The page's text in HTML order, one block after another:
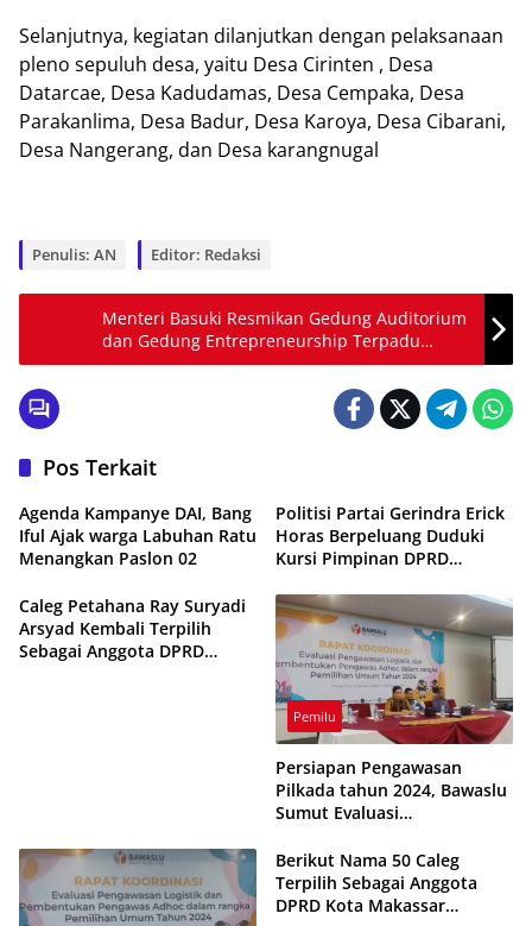
Selanjutnya, kegiatan dilanjutkan dengan pelaksanaan
pleno sepuluh desa, yaitu Desa Cirinten , Desa
Datarcae, Desa Kadudamas, Desa Cempaka, Desa
Parakanlima, Desa Badur, Desa Karoya, Desa Cibarani,
Desa Nangerang, dan Desa karangnugal
Penulis: AN Editor: Redaksi
Menteri Basuki Resmikan Gedung Auditorium
dan Gedung Entrepreneurship Terpadu
Universitas Brawijaya
Pos Terkait
Agenda Kampanye DAI, Bang
Iful Ajak warga Labuhan Ratu
Menangkan Paslon 02
Politisi Partai Gerindra Erick
Horas Berpeluang Duduki
Kursi Pimpinan DPRD
Caleg Petahana Ray Suryadi
Arsyad Kembali Terpilih
Sebagai Anggota DPRD
Pemilu
Persiapan Pengawasan
Pilkada tahun 2024, Bawaslu
Sumut Evaluasi
Adhoc
Berikut Nama 50 Caleg
Terpilih Sebagai Anggota
DPRD Kota Makassar